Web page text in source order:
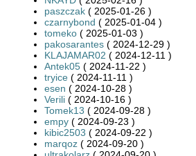
paszczak ( 2025-01-26 )
czarnybond ( 2025-01-04 )
tomeko ( 2025-01-03 )
pakosarantes ( 2024-12-29 )
KLAJAMAR02 ( 2024-12-11 )
Antek05 ( 2024-11-22 )
tryice ( 2024-11-11 )
esen ( 2024-10-28 )
Verili ( 2024-10-16 )
Tomek13 ( 2024-09-28 )
empy ( 2024-09-23 )
kibic2503 ( 2024-09-22 )
marqoz ( 2024-09-20 )